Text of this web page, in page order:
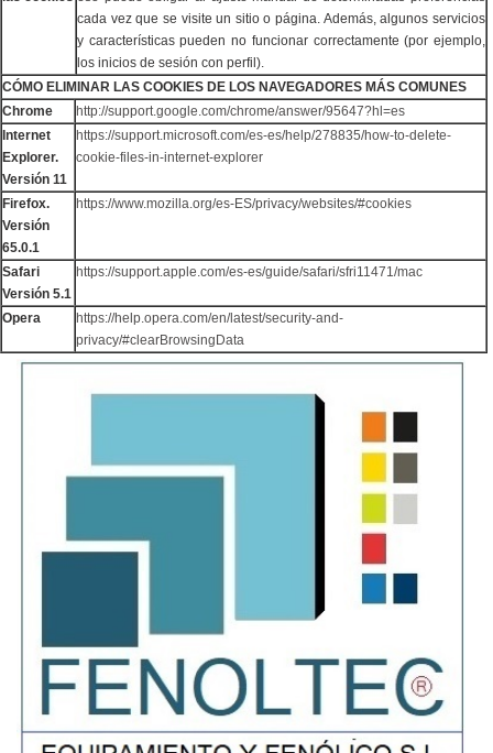
cada vez que se visite un sitio o página. Además, algunos servicios
y características pueden no funcionar correctamente (por ejemplo,
los inicios de sesión con perfil).
CÓMO ELIMINAR LAS COOKIES DE LOS NAVEGADORES MÁS COMUNES
Chrome
http://support.google.com/chrome/answer/95647?hl=es
Internet
Explorer.
Versión 11
https://support.microsoft.com/es-es/help/278835/how-to-delete-
cookie-files-in-internet-explorer
Firefox.
Versión
65.0.1
https://www.mozilla.org/es-ES/privacy/websites/#cookies
Safari
Versión 5.1
https://support.apple.com/es-es/guide/safari/sfri11471/mac
Opera
https://help.opera.com/en/latest/security-and-
privacy/#clearBrowsingData